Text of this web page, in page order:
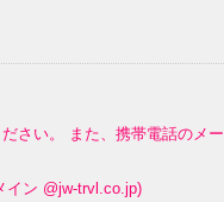
さい。 また、携帯電話のメー
イン @jw-trvl.co.jp)